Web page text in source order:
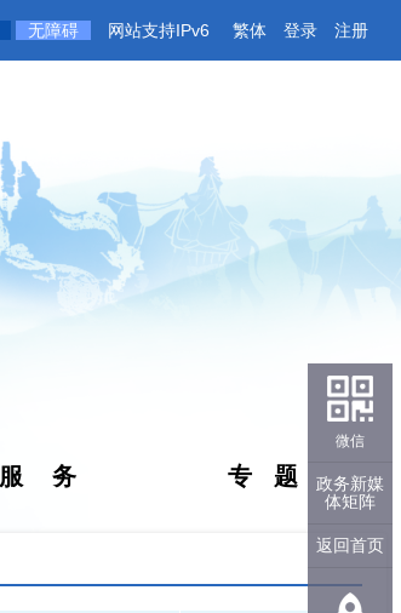
无障碍 网站支持IPv6 繁体 登录 注册
服 务 专 题
微信
政务新媒
体矩阵
返回首页